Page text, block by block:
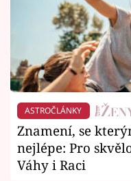
ASTROČLÁNKY
Znamení, se
nejlépe: Pro
Váhy i Raci